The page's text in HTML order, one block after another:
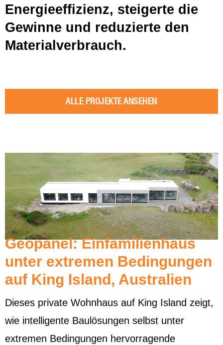
Energieeffizienz, steigerte die
Gewinne und reduzierte den
Materialverbrauch.
ALLE PROJEKTE ANSEHEN
Geopanel: Einfamilienhaus
unter extremen Bedingungen
auf King Island, Australien
Dieses private Wohnhaus auf King Island zeigt,
wie intelligente Baulösungen selbst unter
extremen Bedingungen hervorragende